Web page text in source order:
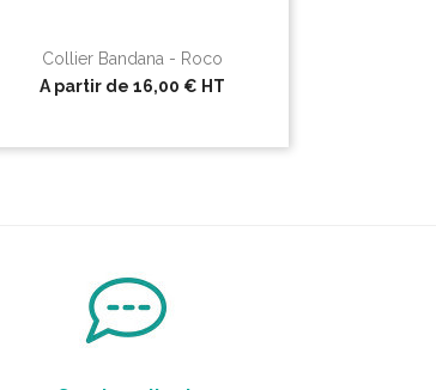
Collier Bandana - Roco
A partir de16,00 € HT